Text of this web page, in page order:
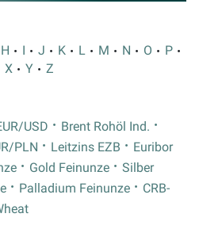
H I J K L M N O
P
X Y Z
USD
Brent Rohöl Ind.
PLN Leitzins EZB
Euribor
Gold Feinunze
Silber
Palladium Feinunze
CRB-